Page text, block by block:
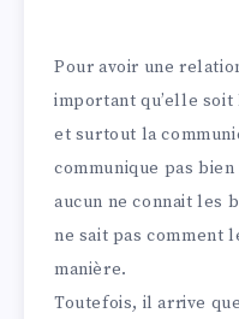
Pour avoir une
important qu’elle
et surtout la
communique pas
aucun ne connait les
ne sait pas comment
manière.
Toutefois, il arrive